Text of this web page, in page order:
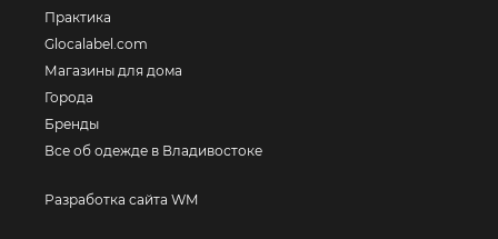
Практика
Glocalabel.com
Магазины для дома
Города
Бренды
Все об одежде в Владивостоке
Разработка сайта WM